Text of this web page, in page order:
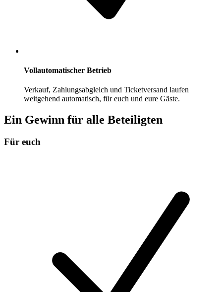
Vollautomatischer Betrieb
Verkauf, Zahlungsabgleich und Ticketversand laufen
weitgehend automatisch, für euch und eure Gäste.
Ein Gewinn für alle Beteiligten
Für euch